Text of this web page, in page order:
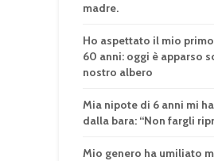
madre.
Ho aspettato il mio
60 anni: oggi è apparso
nostro albero
Mia nipote di 6 anni mi
dalla bara: “Non fargli
Mio genero ha umiliato